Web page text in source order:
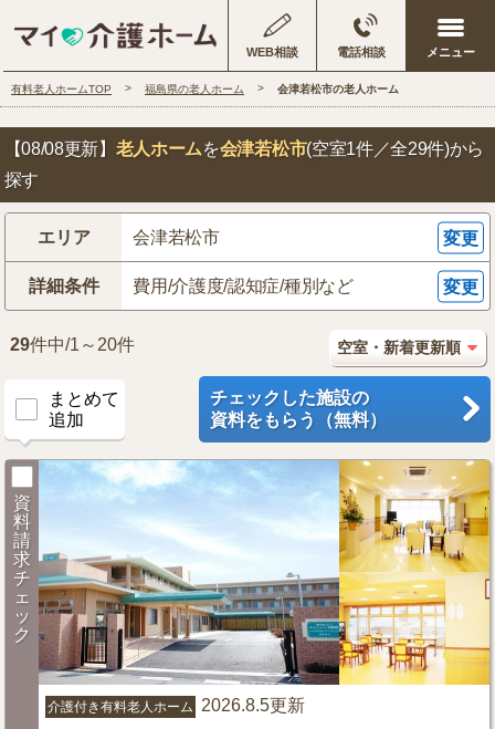
WEB相談 電話相談
有料老人ホームTOP 福島県の老人ホーム 会津若松市の老人ホーム
【08/08更新】 老人ホームを会津若松市(空室1件／全29件)から
探す
エリア 会津若松市 変更
詳細条件 費用/介護度/認知症/種別など 変更
29件中/1～20件
まとめて
追加
チェックした施設の
資料をもらう（無料）
資
料
請
求
チ
ェ
ッ
ク
介護付き有料老人ホーム 2026.8.5更新